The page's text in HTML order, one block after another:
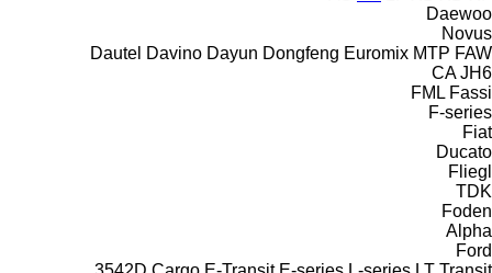
Daewoo
Novus
Dautel Davino Dayun Dongfeng Euromix MTP FAW
CA JH6
FML Fassi
F-series
Fiat
Ducato
Fliegl
TDK
Foden
Alpha
Ford